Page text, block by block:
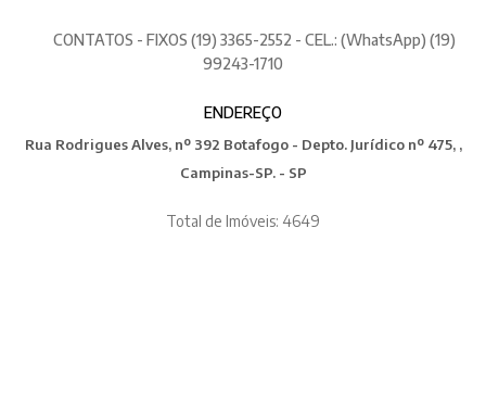
CONTATOS - FIXOS (19) 3365-2552 - CEL.: (WhatsApp) (19)
99243-1710
ENDEREÇO
Rua Rodrigues Alves, nº 392 Botafogo - Depto. Jurídico nº 475, ,
Campinas-SP. - SP
Total de Imóveis: 4649